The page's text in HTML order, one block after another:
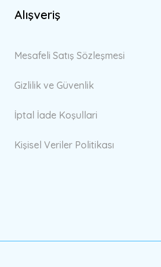
Alışveriş
Mesafeli Satış Sözleşmesi
Gizlilik ve Güvenlik
İptal İade Koşullari
Kişisel Veriler Politikası